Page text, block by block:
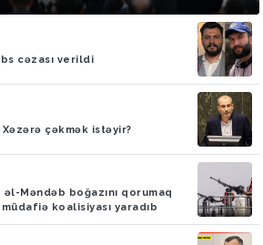
cəzası verildi
çəkmək istəyir?
Məndəb boğazını qorumaq
koalisiyası yaradıb